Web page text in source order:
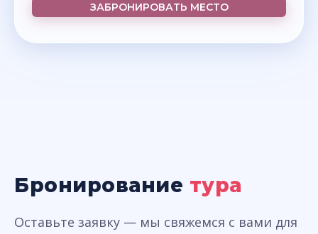
ЗАБРОНИРОВАТЬ МЕСТО
Бронирование тура
Оставьте заявку — мы свяжемся с вами для